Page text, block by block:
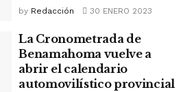
by Redacción 30 ENERO 2023
La Cronometrada de
Benamahoma vuelve a
abrir el calendario
automovilístico provincial